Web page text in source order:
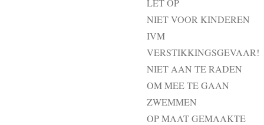
LET OP
NIET VOOR KINDEREN
IVM
VERSTIKKINGSGEVAAR!
NIET AAN TE RADEN
OM MEE TE GAAN
ZWEMMEN
OP MAAT GEMAAKTE